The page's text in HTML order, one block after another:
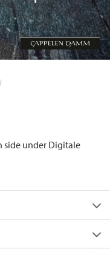
side under Digitale